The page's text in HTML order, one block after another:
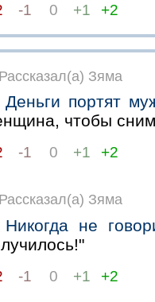
-1 0 +1 +2
Рассказал(а) Зяма
Деньги портят
чтобы
-1 0 +1 +2
Рассказал(а) Зяма
Никогда не
-1 0 +1 +2